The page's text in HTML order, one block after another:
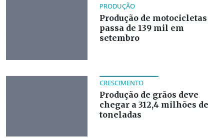
PRODUÇÃO
Produção de motocicletas
passa de 139 mil em
setembro
CRESCIMENTO
Produção de grãos deve
chegar a 312,4 milhões de
toneladas